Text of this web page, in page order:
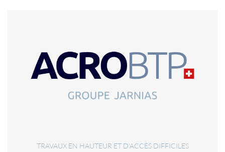
TRAVAUX EN HAUTEUR ET D'ACCÈS DIFFICILES